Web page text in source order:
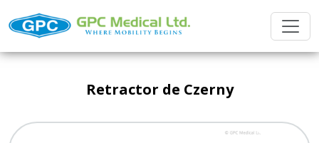
Retractor de Czerny